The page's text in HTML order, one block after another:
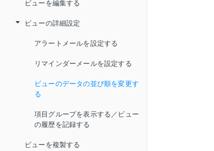
ファイルにエクスポートする
帳票を出力する
一品一葉帳票を出力する
一覧帳票を出力する
階層バーコード一覧帳票を出力す
る
アーカイブしたデータを元に戻す
データの URL をコピーする
ルシューティング
保存したインポート定義を使用し
ティング
ビューを編集する
ビューの詳細設定
アラートメールを設定する
リマインダーメールを設定する
ビューのデータの並び順を変更す
る
項目グループを表示する／ビュー
の履歴を記録する
ビューを複製する